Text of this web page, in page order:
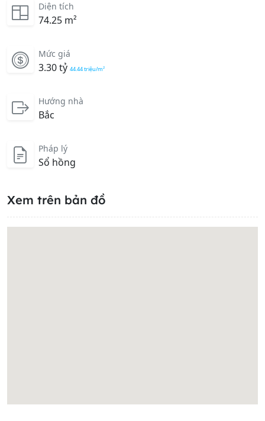
Diện tích
74.25 m²
Mức giá
3.30 tỷ 44.44 triệu/m²
Hướng nhà
Bắc
Pháp lý
Sổ hồng
Xem trên bản đồ